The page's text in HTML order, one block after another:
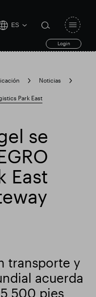
ES
Login
search
form
comercial Slough
toggle
Noticias
Park East
se
East
transporte y
acuerda
500 pies